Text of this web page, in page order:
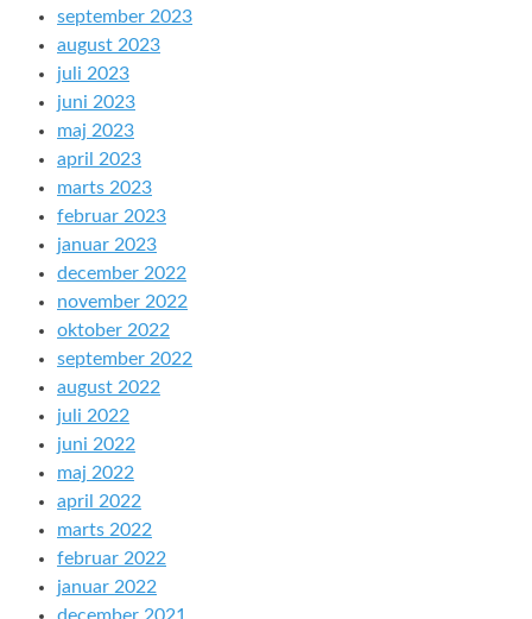
september 2023
august 2023
juli 2023
juni 2023
maj 2023
april 2023
marts 2023
februar 2023
januar 2023
december 2022
november 2022
oktober 2022
september 2022
august 2022
juli 2022
juni 2022
maj 2022
april 2022
marts 2022
februar 2022
januar 2022